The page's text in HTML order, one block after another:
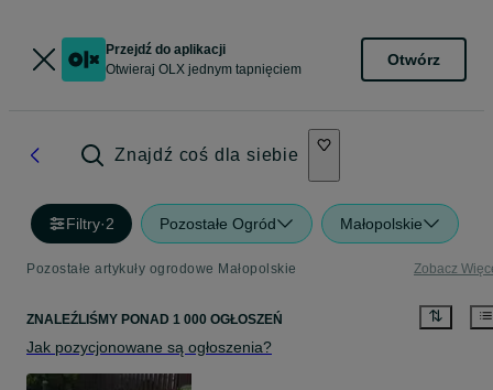
Przejdź do aplikacji
Otwieraj OLX jednym tapnięciem
Otwórz
Znajdź coś dla siebie
Filtry·2 Pozostałe Ogród Małopolskie
Pozostałe artykuły ogrodowe Małopolskie Zobacz
ZNALEŹLIŚMY PONAD 1 000 OGŁOSZEŃ
Jak pozycjonowane są ogłoszenia?